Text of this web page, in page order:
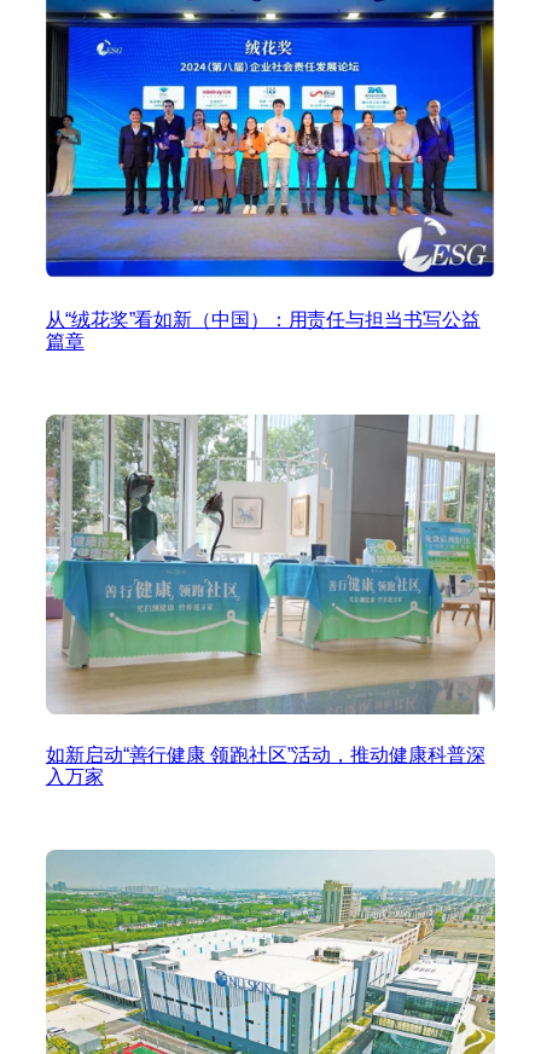
从“绒花奖”看如新（中国）：用责任与担当书写公益
篇章
如新启动“善行健康 领跑社区”活动，推动健康科普深
入万家